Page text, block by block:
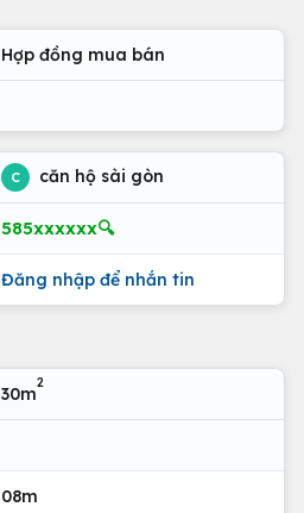
Hợp đồng mua bán
C căn hộ sài gòn
585xxxxxx🔍
Đăng nhập để nhắn tin
30m
2
08m